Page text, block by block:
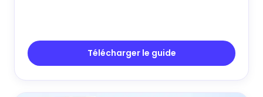
Télécharger le guide